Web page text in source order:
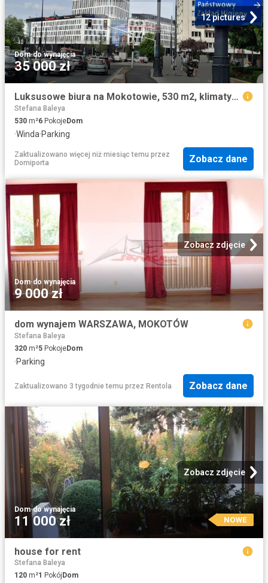
12 pictures
Dom·do wynajęcia
35 000 zł
Luksusowe biura na Mokotowie, 530 m2, klimatyzacja
Stefana Baleya
530 m²6 PokojeDom
·Winda·Parking
Zaktualizowano więcej niż miesiąc temu przez
Domiporta
Zobacz dane
Zobacz zdjęcie
Dom·do wynajęcia
9 000 zł
dom wynajem WARSZAWA, MOKOTÓW
Stefana Baleya
320 m²5 PokojeDom
·Parking
Zaktualizowano 3 tygodnie temu przez Rentola Zobacz dane
Zobacz zdjęcie
Dom·do wynajęcia
11 000 zł NOWE
house for rent
Stefana Baleya
120 m²1 Pokój Dom